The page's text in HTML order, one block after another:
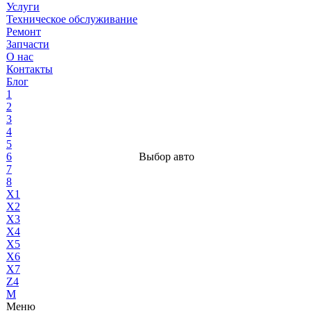
Услуги
Техническое обслуживание
Ремонт
Запчасти
О нас
Контакты
Блог
1
2
3
4
5
6
7
8
X1
X2
X3
X4
X5
X6
X7
Z4
М
Меню
Выбор авто